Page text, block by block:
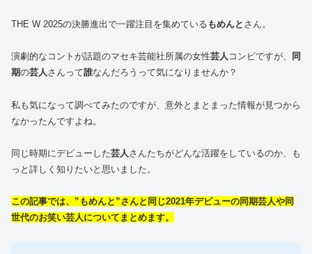
THE W 2025の決勝進出で一躍注目を集めている もめんと さん。
演劇的なコントが話題のマセキ芸能社所属の女性芸人 コンビですが、
同
期の芸人さんって誰なんだろうって気になりませんか？
私も気になって調べてみたのですが、意外とまとまった情報が見つから
なかったんですよね。
同じ時期にデビューした芸人 さんたちがどんな活躍をしているのか、も
っと詳しく知りたいと思いました。
この記事では、”もめんと”さんと同じ2021年デビューの同期芸人や同
世代のお笑い芸人についてまとめます。